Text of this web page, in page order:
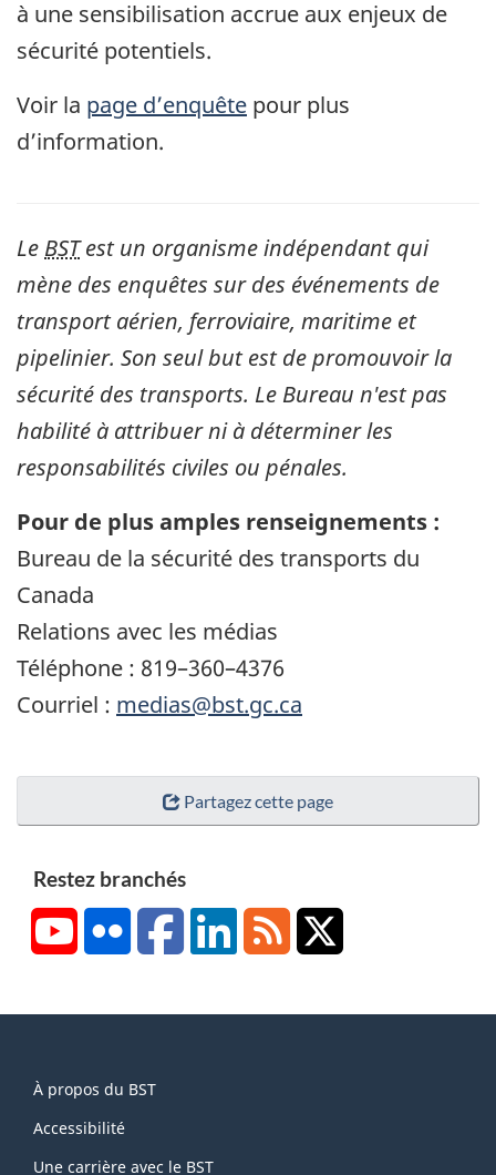
à une sensibilisation accrue aux enjeux de
sécurité potentiels.
Voir la page d’enquête pour plus
d’information.
Le BSTest un organisme indépendant qui
mène des enquêtes sur des événements de
transport aérien, ferroviaire, maritime et
pipelinier. Son seul but est de promouvoir la
sécurité des transports. Le Bureau n'est pas
habilité à attribuer ni à déterminer les
responsabilités civiles ou pénales.
Pour de plus amples renseignements :
Bureau de la sécurité des transports du
Canada
Relations avec les médias
Téléphone : 819–360–4376
Courriel : medias@bst.gc.ca
Partagez cette page
Restez branchés
YouTubeFlickr FacebookLinkedInRSS
this
site
À propos du BST
Accessibilité
Une carrière avec le BST